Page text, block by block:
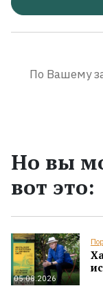
Экранизации
По Вашему
Но вы
вот это:
05.08.2026